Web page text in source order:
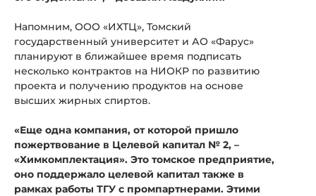
Напомним, ООО «ИХТЦ», Томский
государственный университет и АО «Фарус»
планируют в ближайшее время подписать
несколько контрактов на НИОКР по развитию
проекта и получению продуктов на основе
высших жирных спиртов.
«Еще одна компания, от которой пришло
пожертвование в Целевой капитал № 2, –
«Химкомплектация». Это томское предприятие,
оно поддержало целевой капитал также в
рамках работы ТГУ с промпартнерами. Этими